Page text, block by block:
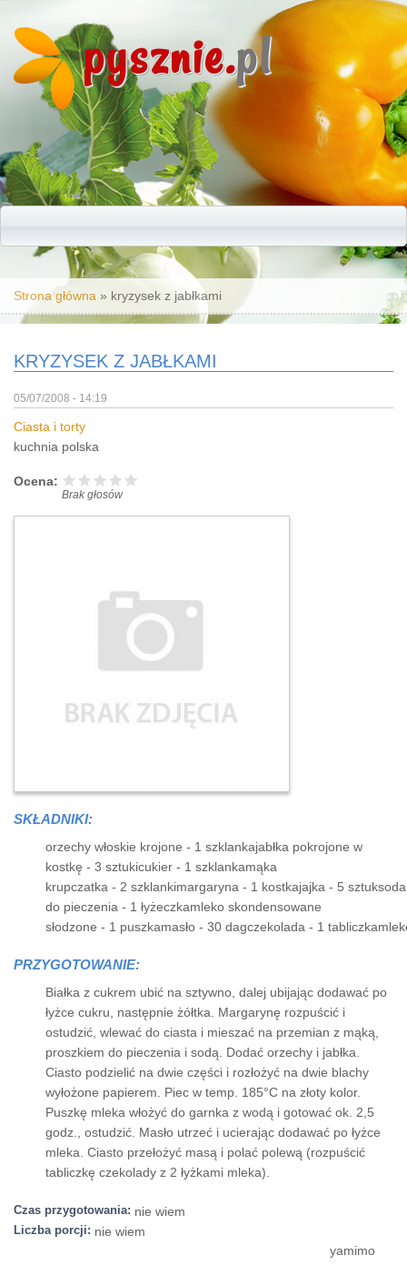
pysznie.pl
Jesteś tutaj
Strona główna » kryzysek z jabłkami
KRYZYSEK Z JABŁKAMI
05/07/2008 - 14:19
Ciasta i torty
kuchnia polska
Ocena:
Brak głosów
SKŁADNIKI:
orzechy włoskie krojone - 1 szklankajabłka pokrojone w
kostkę - 3 sztukicukier - 1 szklankamąka
krupczatka - 2 szklankimargaryna - 1 kostkajajka - 5
do pieczenia - 1 łyżeczkamleko skondensowane
słodzone - 1 puszkamasło - 30 dagczekolada - 1
PRZYGOTOWANIE:
Białka z cukrem ubić na sztywno, dalej ubijając dodawać po
łyżce cukru, następnie żółtka. Margarynę rozpuścić i
ostudzić, wlewać do ciasta i mieszać na przemian z mąką,
proszkiem do pieczenia i sodą. Dodać orzechy i jabłka.
Ciasto podzielić na dwie części i rozłożyć na dwie blachy
wyłożone papierem. Piec w temp. 185°C na złoty kolor.
Puszkę mleka włożyć do garnka z wodą i gotować ok. 2,5
godz., ostudzić. Masło utrzeć i ucierając dodawać po łyżce
mleka. Ciasto przełożyć masą i polać polewą (rozpuścić
tabliczkę czekolady z 2 łyżkami mleka).
Czas przygotowania: nie wiem
Liczba porcji: nie wiem
yamimo